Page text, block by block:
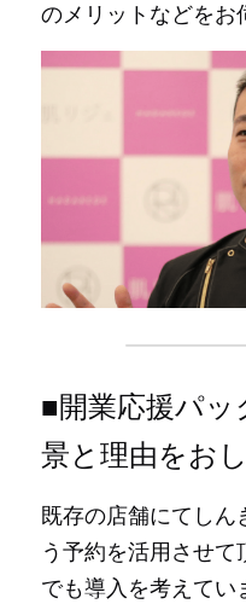
お申し込み・お問い
のメリットなどをお
■開業応援パ
景と理由をお
既存の店舗にてしん
う予約を活用させ
でも導入を考えてい